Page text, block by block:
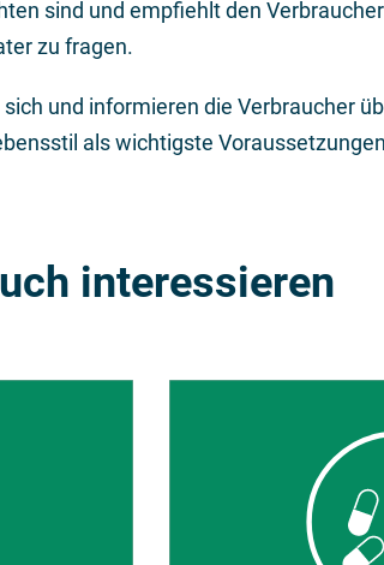
sind und empfiehlt den
zu fragen.
und informieren die Verbraucher
als wichtigste
interessieren